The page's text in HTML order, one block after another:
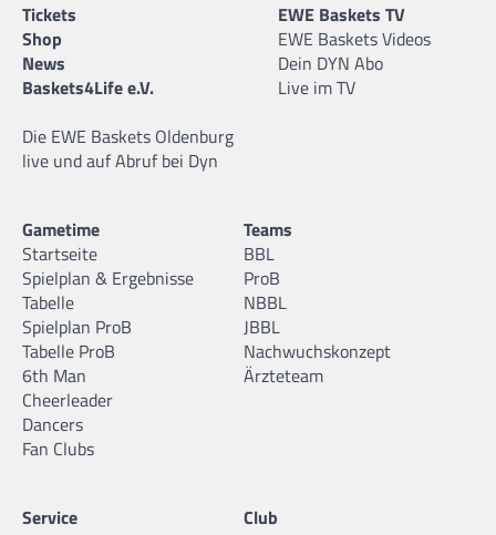
Tickets
Shop
News
Baskets4Life e.V.
Die EWE Baskets Oldenburg
live und auf Abruf bei Dyn
EWE Baskets TV
EWE Baskets Videos
Dein DYN Abo
Live im TV
Gametime
Startseite
Spielplan & Ergebnisse
Tabelle
Spielplan ProB
Tabelle ProB
6th Man
Cheerleader
Dancers
Fan Clubs
Teams
BBL
ProB
NBBL
JBBL
Nachwuchskonzept
Ärzteteam
Service
Club